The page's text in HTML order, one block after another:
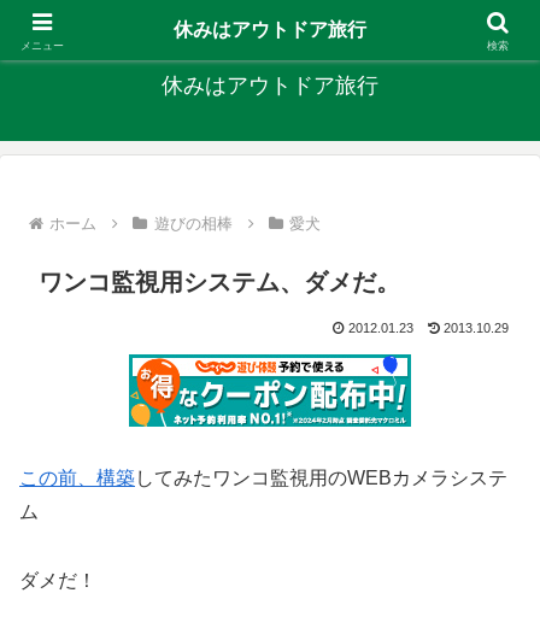
キャンプ、釣り、旅行など外遊びを楽しんでます
休みはアウトドア旅行
ホーム 遊びの相棒 愛犬
ワンコ監視用システム、ダメだ。
2012.01.23 2013.10.29
この前、構築してみたワンコ監視用のWEBカメラシステ
ム
ダメだ！
メニュー
休みはアウトドア旅行
検索